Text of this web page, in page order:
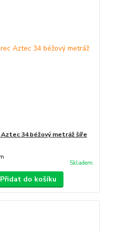
34 béžový metráž šíře
Skladem
Přidat do košíku